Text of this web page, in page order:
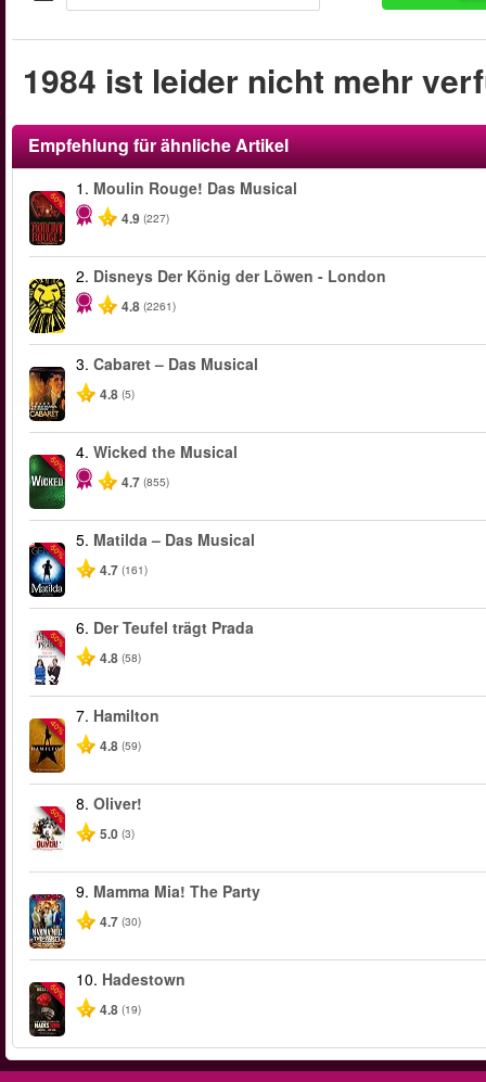
1984 ist leider nicht mehr
Empfehlung für ähnliche Artikel
-50%
1. Moulin Rouge! Das Musical
4.9 (227)
2. Disneys Der König der Löwen - London
4.8 (2261)
3. Cabaret – Das Musical
4.8 (5)
-50%
4. Wicked the Musical
4.7 (855)
-50%
5. Matilda – Das Musical
4.7 (161)
-50%
6. Der Teufel trägt Prada
4.8 (58)
-40%
7. Hamilton
4.8 (59)
-50%
8. Oliver!
5.0 (3)
9. Mamma Mia! The Party
4.7 (30)
-50%
10. Hadestown
4.8 (19)